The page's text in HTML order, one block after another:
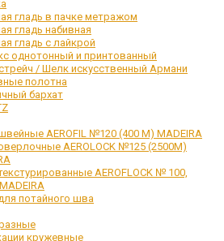
гладь в пачке метражом
гладь набивная
гладь с лайкрой
однотонный и принтованный
/ Шелк искусственный Армани
полотна
бархат
AEROFIL №120 (400 М) MADEIRA
AEROLOCK №125 (2500М)
AEROFLOCK № 100,
потайного шва
кружевные